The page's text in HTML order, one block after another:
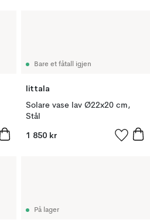
Bare et fåtall igjen
Iittala
Solare vase lav Ø22x20 cm,
Stål
1 850 kr
På lager